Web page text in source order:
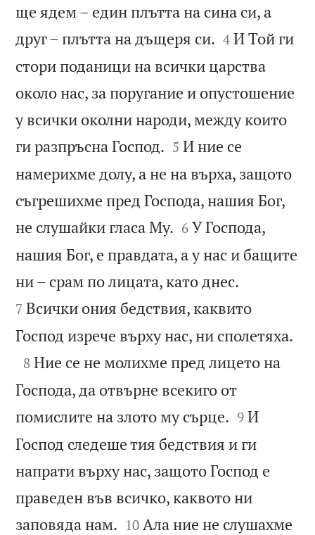
ще ядем – един плътта на сина си, а
друг – плътта на дъщеря си. 

4 И Той ги
стори поданици на всички царства
около нас, за поругание и опустошение
у всички околни народи, между които
ги разпръсна Господ. 

5 И ние се
намерихме долу, а не на върха, защото
съгрешихме пред Господа, нашия Бог,
не слушайки гласа Му. 

6 У Господа,
нашия Бог, е правдата, а у нас и бащите
ни – срам по лицата, като днес.
7 Всички ония бедствия, каквито
Господ изрече върху нас, ни сполетяха.

8 Ние се не молихме пред лицето на
Господа, да отвърне всекиго от
помислите на злото му сърце. 

9 И
Господ следеше тия бедствия и ги
напрати върху нас, защото Господ е
праведен във всичко, каквото ни
заповяда нам. 

10 Ала ние не слушахме